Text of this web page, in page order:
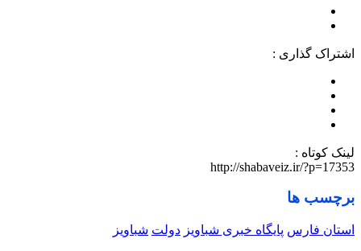
اشتراک گذاری :
لینک کوتاه :
http://shabaveiz.ir/?p=17353
برچسب ها
استان فارس پایگاه خبری شباویز دولت شباویز